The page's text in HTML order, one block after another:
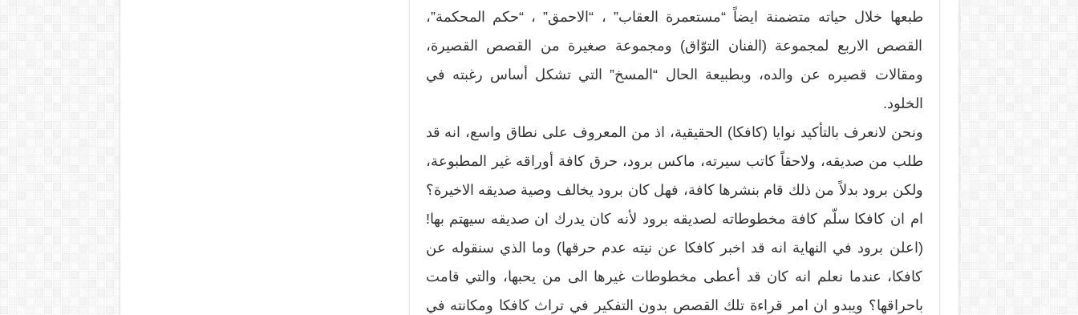
طبعها خلال حياته متضمنة ايضاً “مستعمرة العقاب” ، “الاحمق” ، “حكم المحكمة”،
القصص الاربع لمجموعة (الفنان التوّاق) ومجموعة صغيرة من القصص القصيرة،
ومقالات قصيره عن والده، وبطبيعة الحال “المسخ” التي تشكل أساس رغبته في
الخلود.
ونحن لانعرف بالتأكيد نوايا (كافكا) الحقيقية، اذ من المعروف على نطاق واسع، انه قد
طلب من صديقه، ولاحقاً كاتب سيرته، ماكس برود، حرق كافة أوراقه غير المطبوعة،
ولكن برود بدلاً من ذلك قام بنشرها كافة، فهل كان برود يخالف وصية صديقه الاخيرة؟
ام ان كافكا سلّم كافة مخطوطاته لصديقه برود لأنه كان يدرك ان صديقه سيهتم بها!
(اعلن برود في النهاية انه قد اخبر كافكا عن نيته عدم حرقها) وما الذي سنقوله عن
كافكا، عندما نعلم انه كان قد أعطى مخطوطات غيرها الى من يحبها، والتي قامت
باحراقها؟ ويبدو ان امر قراءة تلك القصص بدون التفكير في تراث كافكا ومكانته في